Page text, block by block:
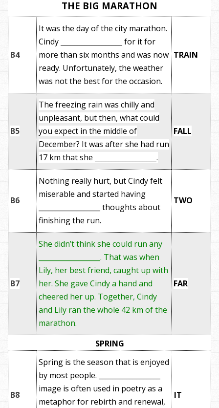
THE BIG MARATHON
B4
It was the day of the city marathon.
Cindy __________________ for it for
more than six months and was now
ready. Unfortunately, the weather
was not the best for the occasion.
TRAIN
B5
The freezing rain was chilly and
unpleasant, but then, what could
you expect in the middle of
December? It was after she had run
17 km that she __________________.
FALL
B6
Nothing really hurt, but Cindy felt
miserable and started having
__________________ thoughts about
finishing the run.
TWO
B7
She didn’t think she could run any
__________________. That was when
Lily, her best friend, caught up with
her. She gave Cindy a hand and
cheered her up. Together, Cindy
and Lily ran the whole 42 km of the
marathon.
FAR
SPRING
B8
Spring is the season that is enjoyed
by most people. __________________
image is often used in poetry as a
metaphor for rebirth and renewal,
IT